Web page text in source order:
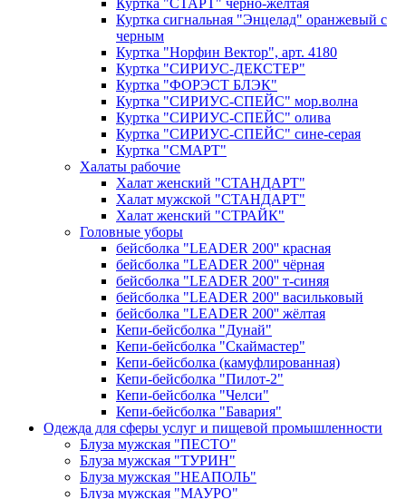
Куртка сигнальная "Энцелад" оранжевый с
черным
Куртка "Норфин Вектор", арт. 4180
Куртка "СИРИУС-ДЕКСТЕР"
Куртка "ФОРЭСТ БЛЭК"
Куртка "СИРИУС-СПЕЙС" мор.волна
Куртка "СИРИУС-СПЕЙС" олива
Куртка "СИРИУС-СПЕЙС" сине-серая
Куртка "СМАРТ"
Халаты рабочие
Халат женский "СТАНДАРТ"
Халат мужской "СТАНДАРТ"
Халат женский "СТРАЙК"
Головные уборы
бейсболка "LEADER 200'' красная
бейсболка "LEADER 200'' чёрная
бейсболка "LEADER 200'' т-синяя
бейсболка "LEADER 200'' васильковый
бейсболка "LEADER 200'' жёлтая
Кепи-бейсболка "Дунай"
Кепи-бейсболка "Скаймастер"
Кепи-бейсболка (камуфлированная)
Кепи-бейсболка "Пилот-2"
Кепи-бейсболка "Челси"
Кепи-бейсболка "Бавария"
Одежда для сферы услуг и пищевой промышленности
Блуза мужская "ПЕСТО"
Блуза мужская "ТУРИН"
Блуза мужская "НЕАПОЛЬ"
Блуза мужская "МАУРО"